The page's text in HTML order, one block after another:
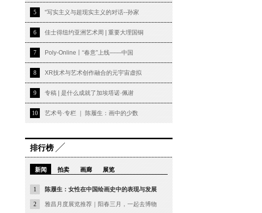
5 “写实主义与超现实主义的对话--孙家
6 佳士得纽约亚洲艺术周 | 重要大理国铜
7 Poly-Online丨“春意”上线——中国
8 XR技术与艺术创作融合的元宇宙虚拟
9 专稿 | 是什么成就了加埃塔诺·佩谢
10 艺术号·专栏 ｜ 陈履生：画中的少数
排行榜
新闻 拍卖 画廊 展览
1 陈履生：女性在中国绘画史中的表现与发展
2 雅昌月度展览推荐｜阳春三月，一起去博物